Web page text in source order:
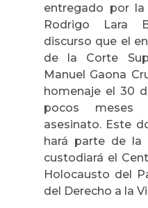
entregado por
Rodrigo Lara
discurso que el
de la Corte
Manuel Gaona
homenaje el 30
pocos meses
asesinato. Este
hará parte de la
custodiará el
Holocausto del
del Derecho a la